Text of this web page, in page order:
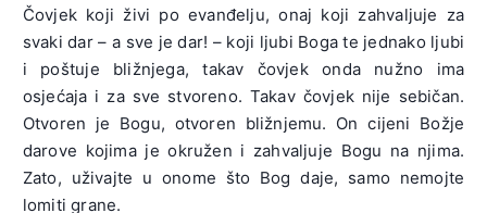
Čovjek koji živi po evanđelju, onaj koji zahvaljuje za
svaki dar – a sve je dar! – koji ljubi Boga te jednako ljubi
i poštuje bližnjega, takav čovjek onda nužno ima
osjećaja i za sve stvoreno. Takav čovjek nije sebičan.
Otvoren je Bogu, otvoren bližnjemu. On cijeni Božje
darove kojima je okružen i zahvaljuje Bogu na njima.
Zato, uživajte u onome što Bog daje, samo nemojte
lomiti grane.